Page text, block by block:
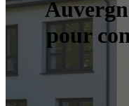
pour